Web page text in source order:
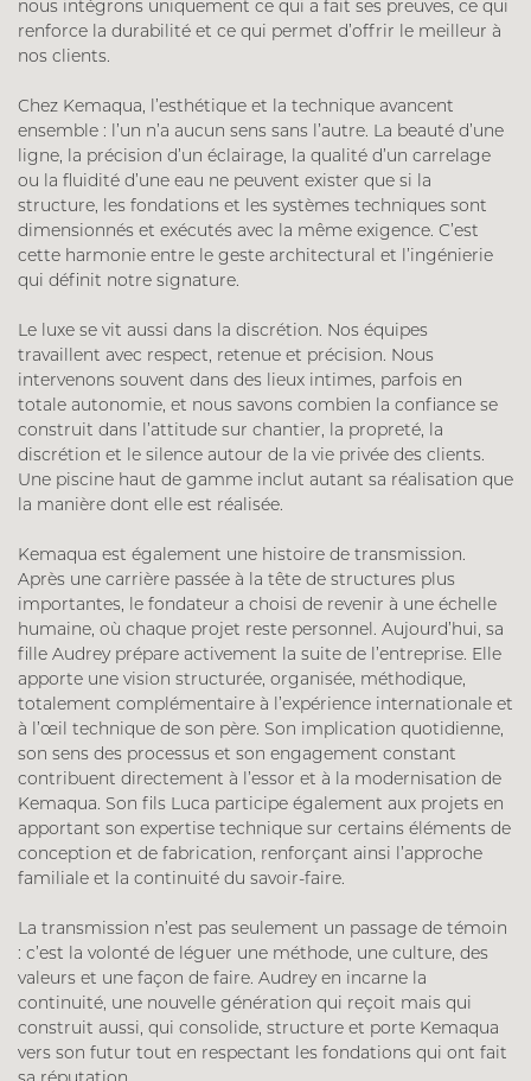
nous intégrons uniquement ce qui a fait ses preuves, ce qui
renforce la durabilité et ce qui permet d’offrir le meilleur à
nos clients.
Chez Kemaqua, l’esthétique et la technique avancent
ensemble : l’un n’a aucun sens sans l’autre. La beauté d’une
ligne, la précision d’un éclairage, la qualité d’un carrelage
ou la fluidité d’une eau ne peuvent exister que si la
structure, les fondations et les systèmes techniques sont
dimensionnés et exécutés avec la même exigence. C’est
cette harmonie entre le geste architectural et l’ingénierie
qui définit notre signature.
Le luxe se vit aussi dans la discrétion. Nos équipes
travaillent avec respect, retenue et précision. Nous
intervenons souvent dans des lieux intimes, parfois en
totale autonomie, et nous savons combien la confiance se
construit dans l’attitude sur chantier, la propreté, la
discrétion et le silence autour de la vie privée des clients.
Une piscine haut de gamme inclut autant sa réalisation que
la manière dont elle est réalisée.
Kemaqua est également une histoire de transmission.
Après une carrière passée à la tête de structures plus
importantes, le fondateur a choisi de revenir à une échelle
humaine, où chaque projet reste personnel. Aujourd’hui, sa
fille Audrey prépare activement la suite de l’entreprise. Elle
apporte une vision structurée, organisée, méthodique,
totalement complémentaire à l’expérience internationale et
à l’œil technique de son père. Son implication quotidienne,
son sens des processus et son engagement constant
contribuent directement à l’essor et à la modernisation de
Kemaqua. Son fils Luca participe également aux projets en
apportant son expertise technique sur certains éléments de
conception et de fabrication, renforçant ainsi l’approche
familiale et la continuité du savoir-faire.
La transmission n’est pas seulement un passage de témoin
: c’est la volonté de léguer une méthode, une culture, des
valeurs et une façon de faire. Audrey en incarne la
continuité, une nouvelle génération qui reçoit mais qui
construit aussi, qui consolide, structure et porte Kemaqua
vers son futur tout en respectant les fondations qui ont fait